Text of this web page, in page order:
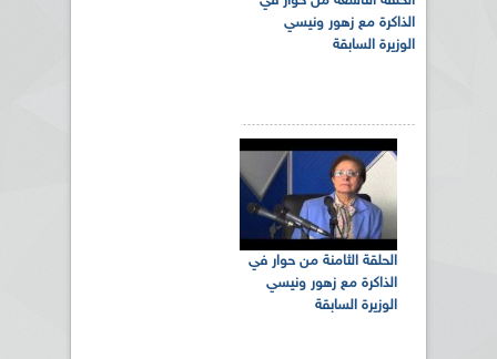
الذاكرة مع زهور ونيسي
الوزيرة السابقة
الحلقة الثامنة من حوار في
الذاكرة مع زهور ونيسي
الوزيرة السابقة